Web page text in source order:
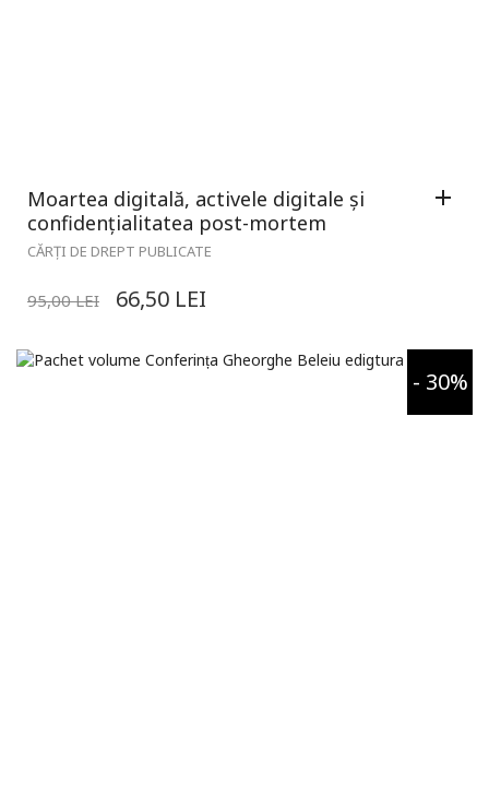
Moartea digitală, activele digitale și
confidențialitatea post-mortem
CĂRȚI DE DREPT PUBLICATE
95,00LEI 66,50 LEI
- 30%